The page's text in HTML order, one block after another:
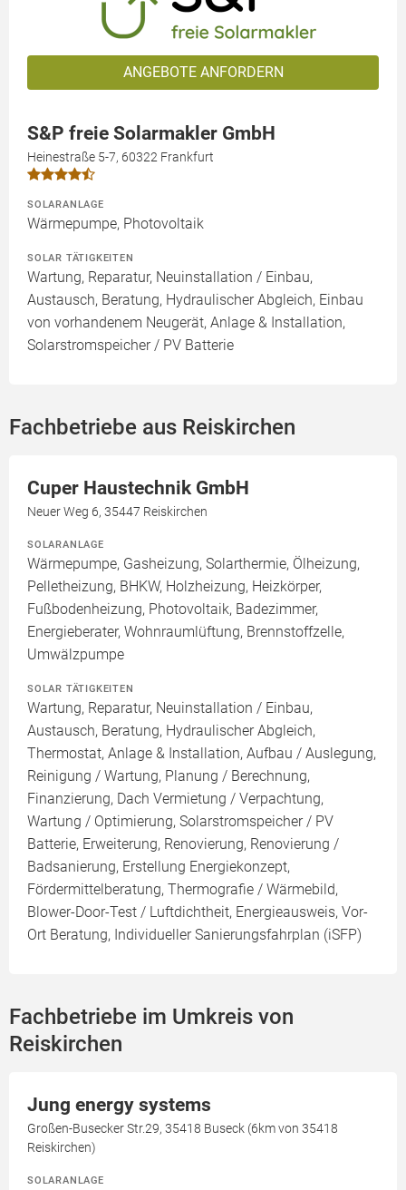
ANGEBOTE ANFORDERN
S&P freie Solarmakler GmbH
Heinestraße 5-7, 60322 Frankfurt
SOLARANLAGE
Wärmepumpe, Photovoltaik
SOLAR TÄTIGKEITEN
Wartung, Reparatur, Neuinstallation / Einbau,
Austausch, Beratung, Hydraulischer Abgleich, Einbau
von vorhandenem Neugerät, Anlage & Installation,
Solarstromspeicher / PV Batterie
Fachbetriebe aus Reiskirchen
Cuper Haustechnik GmbH
Neuer Weg 6, 35447 Reiskirchen
SOLARANLAGE
Wärmepumpe, Gasheizung, Solarthermie, Ölheizung,
Pelletheizung, BHKW, Holzheizung, Heizkörper,
Fußbodenheizung, Photovoltaik, Badezimmer,
Energieberater, Wohnraumlüftung, Brennstoffzelle,
Umwälzpumpe
SOLAR TÄTIGKEITEN
Wartung, Reparatur, Neuinstallation / Einbau,
Austausch, Beratung, Hydraulischer Abgleich,
Thermostat, Anlage & Installation, Aufbau / Auslegung,
Reinigung / Wartung, Planung / Berechnung,
Finanzierung, Dach Vermietung / Verpachtung,
Wartung / Optimierung, Solarstromspeicher / PV
Batterie, Erweiterung, Renovierung, Renovierung /
Badsanierung, Erstellung Energiekonzept,
Fördermittelberatung, Thermografie / Wärmebild,
Blower-Door-Test / Luftdichtheit, Energieausweis, Vor-
Ort Beratung, Individueller Sanierungsfahrplan (iSFP)
Fachbetriebe im Umkreis von
Reiskirchen
Jung energy systems
Großen-Busecker Str.29, 35418 Buseck (6km von 35418
Reiskirchen)
SOLARANLAGE